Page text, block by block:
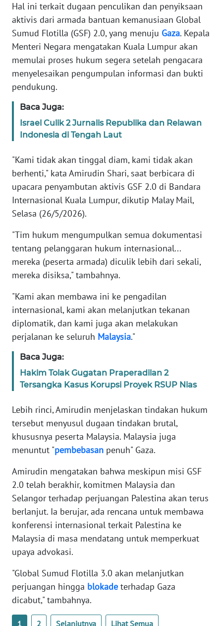
Hal ini terkait dugaan penculikan dan penyiksaan
aktivis dari armada bantuan kemanusiaan Global
Sumud Flotilla (GSF) 2.0, yang menuju Gaza. Kepala
Menteri Negara mengatakan Kuala Lumpur akan
memulai proses hukum segera setelah pengacara
menyelesaikan pengumpulan informasi dan bukti
pendukung.
Baca Juga:
Israel Culik 2 Jurnalis Republika dan Relawan
Indonesia di Tengah Laut
"Kami tidak akan tinggal diam, kami tidak akan
berhenti," kata Amirudin Shari, saat berbicara di
upacara penyambutan aktivis GSF 2.0 di Bandara
Internasional Kuala Lumpur, dikutip Malay Mail,
Selasa (26/5/2026).
"Tim hukum mengumpulkan semua dokumentasi
tentang pelanggaran hukum internasional...
mereka (peserta armada) diculik lebih dari sekali,
mereka disiksa," tambahnya.
"Kami akan membawa ini ke pengadilan
internasional, kami akan melanjutkan tekanan
diplomatik, dan kami juga akan melakukan
perjalanan ke seluruh Malaysia."
Baca Juga:
Hakim Tolak Gugatan Praperadilan 2
Tersangka Kasus Korupsi Proyek RSUP Nias
Lebih rinci, Amirudin menjelaskan tindakan hukum
tersebut menyusul dugaan tindakan brutal,
khususnya peserta Malaysia. Malaysia juga
menuntut "pembebasan penuh" Gaza.
Amirudin mengatakan bahwa meskipun misi GSF
2.0 telah berakhir, komitmen Malaysia dan
Selangor terhadap perjuangan Palestina akan terus
berlanjut. Ia berujar, ada rencana untuk membawa
konferensi internasional terkait Palestina ke
Malaysia di masa mendatang untuk memperkuat
upaya advokasi.
"Global Sumud Flotilla 3.0 akan melanjutkan
perjuangan hingga blokade terhadap Gaza
dicabut," tambahnya.
1 2 Selanjutnya Lihat Semua
KONTAK
KAMI
INFO
KAMI
PEDOMAN
REDAKSI
KARIR
DISCLAIMER
News
Regional
WN
SUMUT
WN
WN
JABAR
WN
BANTEN
WN
WN
KEPRI
WN
WN
PAPUA
BARAT
WN
RIAU